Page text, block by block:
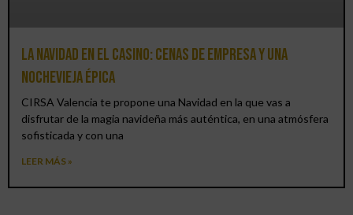
La Navidad en el Casino: cenas de empresa y una
Nochevieja épica
CIRSA Valencia te propone una Navidad en la que vas a
disfrutar de la magia navideña más auténtica, en una atmósfera
sofisticada y con una
LEER MÁS »